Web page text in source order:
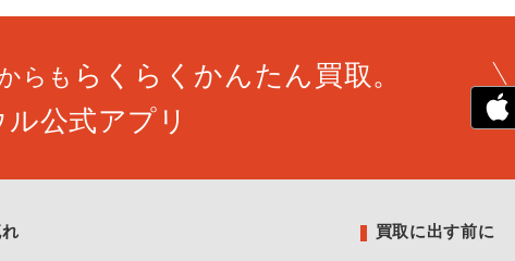
らも らくらくかんたん買取。
ル公式アプリ
買取に出す前に